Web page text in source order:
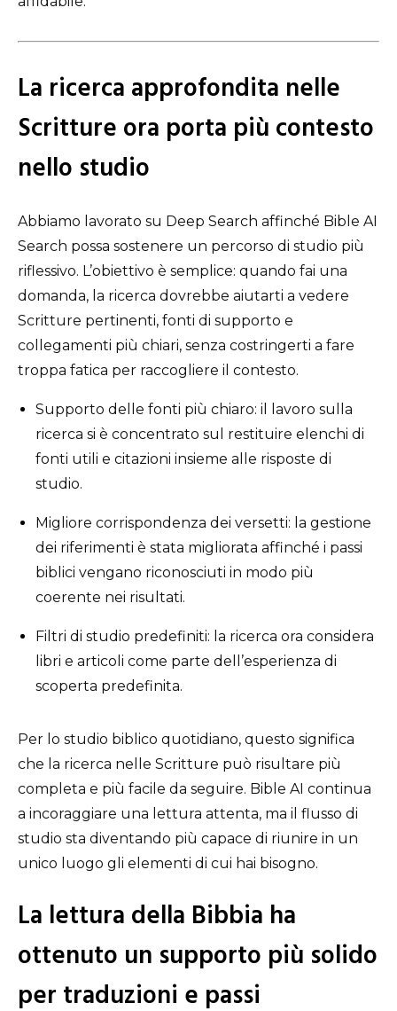
La ricerca approfondita nelle
Scritture ora porta più contesto
nello studio
Abbiamo lavorato su Deep Search affinché Bible AI
Search possa sostenere un percorso di studio più
riflessivo. L’obiettivo è semplice: quando fai una
domanda, la ricerca dovrebbe aiutarti a vedere
Scritture pertinenti, fonti di supporto e
collegamenti più chiari, senza costringerti a fare
troppa fatica per raccogliere il contesto.
Supporto delle fonti più chiaro: il lavoro sulla
ricerca si è concentrato sul restituire elenchi di
fonti utili e citazioni insieme alle risposte di
studio.
Migliore corrispondenza dei versetti: la gestione
dei riferimenti è stata migliorata affinché i passi
biblici vengano riconosciuti in modo più
coerente nei risultati.
Filtri di studio predefiniti: la ricerca ora considera
libri e articoli come parte dell’esperienza di
scoperta predefinita.
Per lo studio biblico quotidiano, questo significa
che la ricerca nelle Scritture può risultare più
completa e più facile da seguire. Bible AI continua
a incoraggiare una lettura attenta, ma il flusso di
studio sta diventando più capace di riunire in un
unico luogo gli elementi di cui hai bisogno.
La lettura della Bibbia ha
ottenuto un supporto più solido
per traduzioni e passi